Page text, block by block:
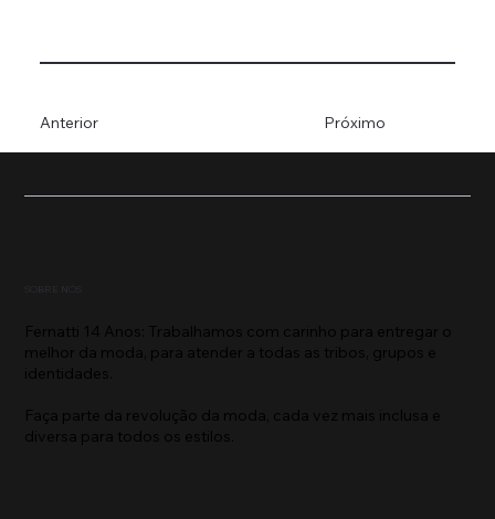
Próximo
Anterior
SOBRE NÓS
Fernatti 14 Anos: Trabalhamos com carinho para entregar o
melhor da moda, para atender a todas as tribos, grupos e
identidades.
Faça parte da revolução da moda, cada vez mais inclusa e
diversa para todos os estilos.